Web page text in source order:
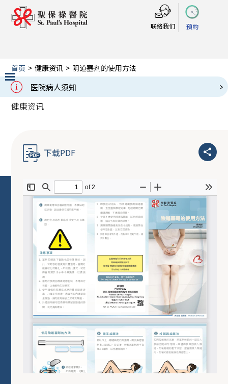
联络我们 預約
医院病人须知
Slide 2 of 3.
首页 > 健康资讯 > 阴道塞剂的使用方法
阴道塞剂的使用方法
健康资讯
下载PDF